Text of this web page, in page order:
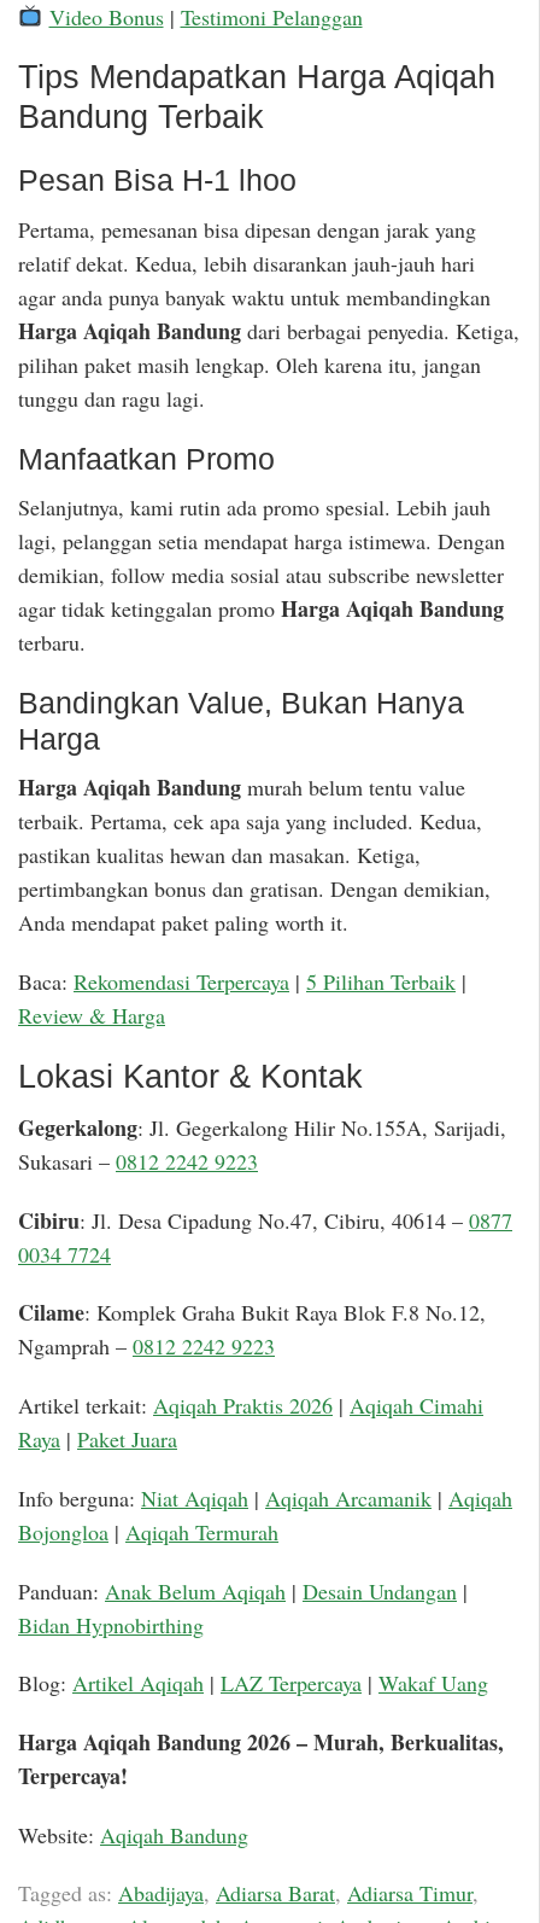
Video Bonus| Testimoni Pelanggan
Tips Mendapatkan Harga Aqiqah
Bandung Terbaik
Pesan Bisa H-1 lhoo
Pertama, pemesanan bisa dipesan dengan jarak yang
relatif dekat. Kedua, lebih disarankan jauh-jauh hari
agar anda punya banyak waktu untuk membandingkan
Harga Aqiqah Bandung dari berbagai penyedia. Ketiga,
pilihan paket masih lengkap. Oleh karena itu, jangan
tunggu dan ragu lagi.
Manfaatkan Promo
Selanjutnya, kami rutin ada promo spesial. Lebih jauh
lagi, pelanggan setia mendapat harga istimewa. Dengan
demikian, follow media sosial atau subscribe newsletter
agar tidak ketinggalan promo Harga Aqiqah Bandung
terbaru.
Bandingkan Value, Bukan Hanya
Harga
Harga Aqiqah Bandung murah belum tentu value
terbaik. Pertama, cek apa saja yang included. Kedua,
pastikan kualitas hewan dan masakan. Ketiga,
pertimbangkan bonus dan gratisan. Dengan demikian,
Anda mendapat paket paling worth it.
Baca: Rekomendasi Terpercaya | 5 Pilihan Terbaik |
Review & Harga
Lokasi Kantor & Kontak
Gegerkalong: Jl. Gegerkalong Hilir No.155A, Sarijadi,
Sukasari – 0812 2242 9223
Cibiru: Jl. Desa Cipadung No.47, Cibiru, 40614 – 0877
0034 7724
Cilame: Komplek Graha Bukit Raya Blok F.8 No.12,
Ngamprah – 0812 2242 9223
Artikel terkait: Aqiqah Praktis 2026 | Aqiqah Cimahi
Raya | Paket Juara
Info berguna: Niat Aqiqah | Aqiqah Arcamanik | Aqiqah
Bojongloa | Aqiqah Termurah
Panduan: Anak Belum Aqiqah | Desain Undangan |
Bidan Hypnobirthing
Blog: Artikel Aqiqah | LAZ Terpercaya | Wakaf Uang
Harga Aqiqah Bandung 2026 – Murah, Berkualitas,
Terpercaya!
Website: Aqiqah Bandung
Tagged as: Abadijaya, Adiarsa Barat, Adiarsa Timur,